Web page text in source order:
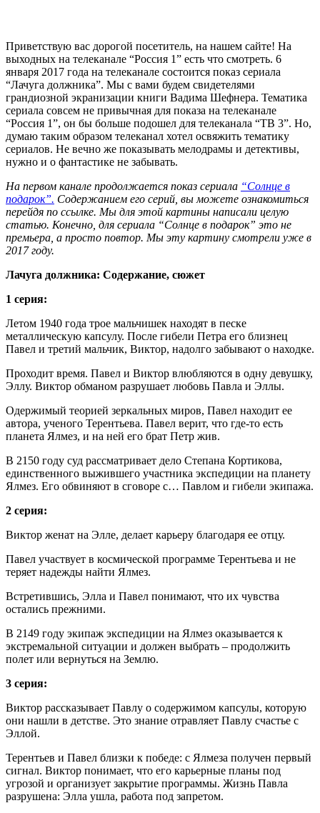
Приветствую вас дорогой посетитель, на нашем сайте! На
выходных на телеканале “Россия 1” есть что смотреть. 6
января 2017 года на телеканале состоится показ сериала
“Лачуга должника”. Мы с вами будем свидетелями
грандиозной экранизации книги Вадима Шефнера. Тематика
сериала совсем не привычная для показа на телеканале
“Россия 1”, он бы больше подошел для телеканала “ТВ 3”. Но,
думаю таким образом телеканал хотел освяжить тематику
сериалов. Не вечно же показывать мелодрамы и детективы,
нужно и о фантастике не забывать.
На первом канале продолжается показ сериала “Солнце в
подарок”. Содержанием его серий, вы можете ознакомиться
перейдя по ссылке. Мы для этой картины написали целую
статью. Конечно, для сериала “Солнце в подарок” это не
премьера, а просто повтор. Мы эту картину смотрели уже в
2017 году.
Лачуга должника: Содержание, сюжет
1 серия:
Летом 1940 года трое мальчишек находят в песке
металлическую капсулу. После гибели Петра его близнец
Павел и третий мальчик, Виктор, надолго забывают о находке.
Проходит время. Павел и Виктор влюбляются в одну девушку,
Эллу. Виктор обманом разрушает любовь Павла и Эллы.
Одержимый теорией зеркальных миров, Павел находит ее
автора, ученого Терентьева. Павел верит, что где-то есть
планета Ялмез, и на ней его брат Петр жив.
В 2150 году суд рассматривает дело Степана Кортикова,
единственного выжившего участника экспедиции на планету
Ялмез. Его обвиняют в сговоре с… Павлом и гибели экипажа.
2 серия:
Виктор женат на Элле, делает карьеру благодаря ее отцу.
Павел участвует в космической программе Терентьева и не
теряет надежды найти Ялмез.
Встретившись, Элла и Павел понимают, что их чувства
остались прежними.
В 2149 году экипаж экспедиции на Ялмез оказывается к
экстремальной ситуации и должен выбрать – продолжить
полет или вернуться на Землю.
3 серия:
Виктор рассказывает Павлу о содержимом капсулы, которую
они нашли в детстве. Это знание отравляет Павлу счастье с
Эллой.
Терентьев и Павел близки к победе: с Ялмеза получен первый
сигнал. Виктор понимает, что его карьерные планы под
угрозой и организует закрытие программы. Жизнь Павла
разрушена: Элла ушла, работа под запретом.